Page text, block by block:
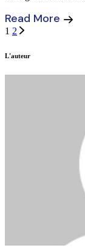
Read More
des
1 2
L'auteur